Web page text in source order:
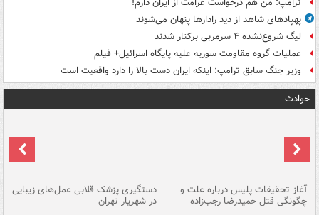
پهپادهای شاهد از دید رادارها پنهان می‌شوند
لیگ شروع‌نشده ۴ سرمربی برکنار شدند
عملیات گروه مقاومت سوریه علیه پایگاه اسرائیل+ فیلم
وزیر جنگ سابق ترامپ: اینکه ایران دست بالا را دارد واقعیت است
حوادث
آغاز تحقیقات پلیس درباره علت و
چگونگی قتل حمیدرضا رجب‌زاده
دستگیری پزشک قلابی عمل‌های زیبایی
در شهریار تهران